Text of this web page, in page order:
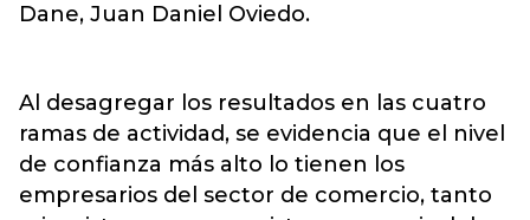
Dane, Juan Daniel Oviedo.
Al desagregar los resultados en las cuatro
ramas de actividad, se evidencia que el nivel
de confianza más alto lo tienen los
empresarios del sector de comercio, tanto